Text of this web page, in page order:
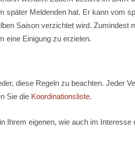
später Meldenden hat. Er kann vom
Saison verzichtet wird. Zumindest
eine Einigung zu erzielen.
diese Regeln zu beachten. Jeder
Sie die Koordinationsliste.
Ihrem eigenen, wie auch im